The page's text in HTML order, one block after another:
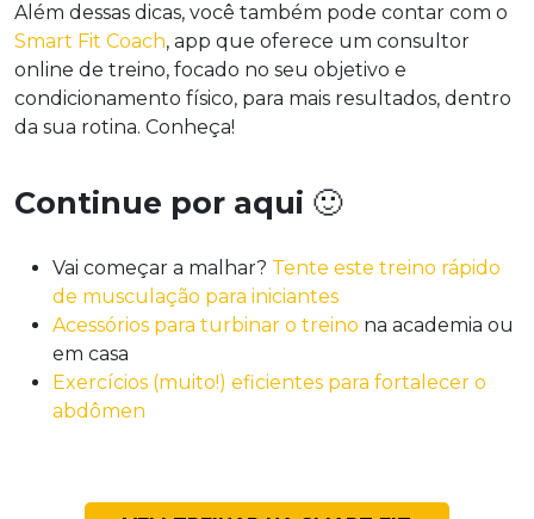
Além dessas dicas, você também pode contar com o
Smart Fit Coach, app que oferece um consultor
online de treino, focado no seu objetivo e
condicionamento físico, para mais resultados, dentro
da sua rotina. Conheça!
Continue por aqui 🙂
Vai começar a malhar? Tente este treino rápido
de musculação para iniciantes
Acessórios para turbinar o treino na academia ou
em casa
Exercícios (muito!) eficientes para fortalecer o
abdômen